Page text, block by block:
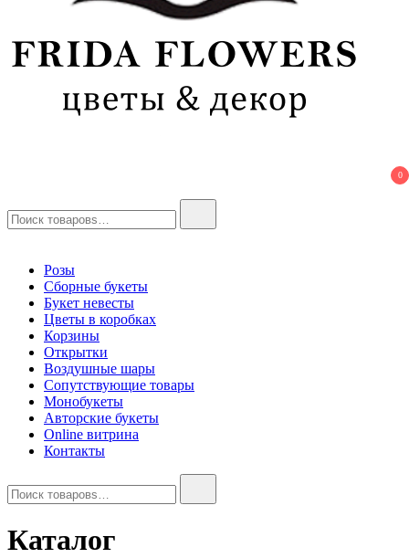
0
Розы
Сборные букеты
Букет невесты
Цветы в коробках
Корзины
Открытки
Воздушные шары
Сопутствующие товары
Монобукеты
Авторские букеты
Online витрина
Контакты
Каталог